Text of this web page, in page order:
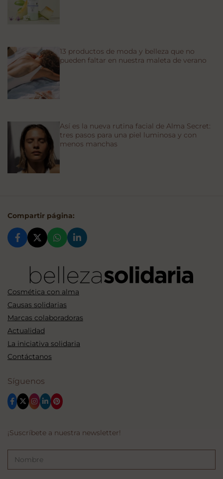
13 productos de moda y belleza que no
pueden faltar en nuestra maleta de verano
Así es la nueva rutina facial de Alma Secret:
tres pasos para una piel luminosa y con
menos manchas
Compartir página:
Cosmética con alma
Causas solidarias
Marcas colaboradoras
Actualidad
La iniciativa solidaria
Contáctanos
Síguenos
¡Suscríbete a nuestra newsletter!